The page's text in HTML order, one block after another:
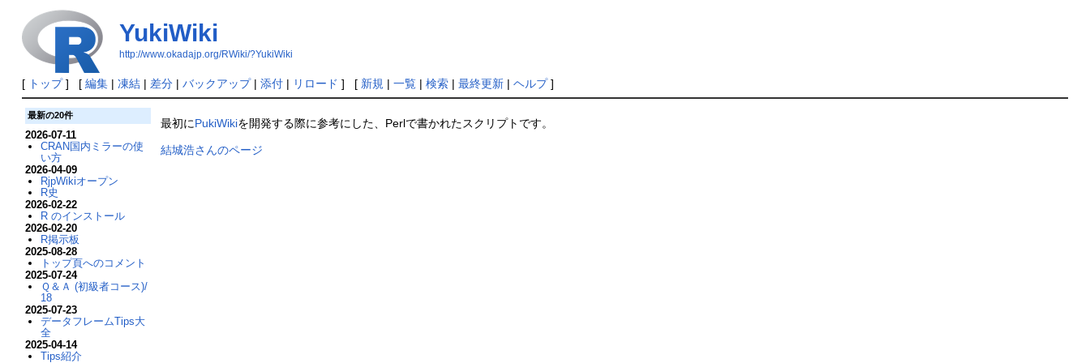
YukiWiki
http://www.okadajp.org/RWiki/?YukiWiki
[ トップ] [ 編集| 凍結| 差分| バックアップ| 添付| リロード ] [ 新規 | 一覧| 検索| 最終更新| ヘルプ]
最初にPukiWikiを開発する際に参考にした、Perlで書かれたスクリプトです。
結城浩さんのページ
最新の20件
2026-07-11
CRAN国内ミラーの使
い方
2026-04-09
RjpWikiオープン
R史
2026-02-22
R のインストール
2026-02-20
R掲示板
2025-08-28
トップ頁へのコメント
2025-07-24
Ｑ＆Ａ (初級者コース)/
18
2025-07-23
データフレームTips大
全
2025-04-14
Tips紹介